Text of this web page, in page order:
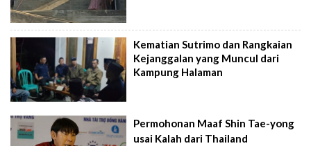
Kematian Sutrimo dan Rangkaian
Kejanggalan yang Muncul dari
Kampung Halaman
Permohonan Maaf Shin Tae-yong
usai Kalah dari Thailand